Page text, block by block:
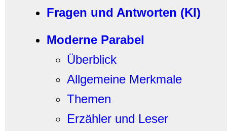
Fragen und Antworten (KI)
Moderne Parabel
Überblick
Allgemeine Merkmale
Themen
Erzähler und Leser